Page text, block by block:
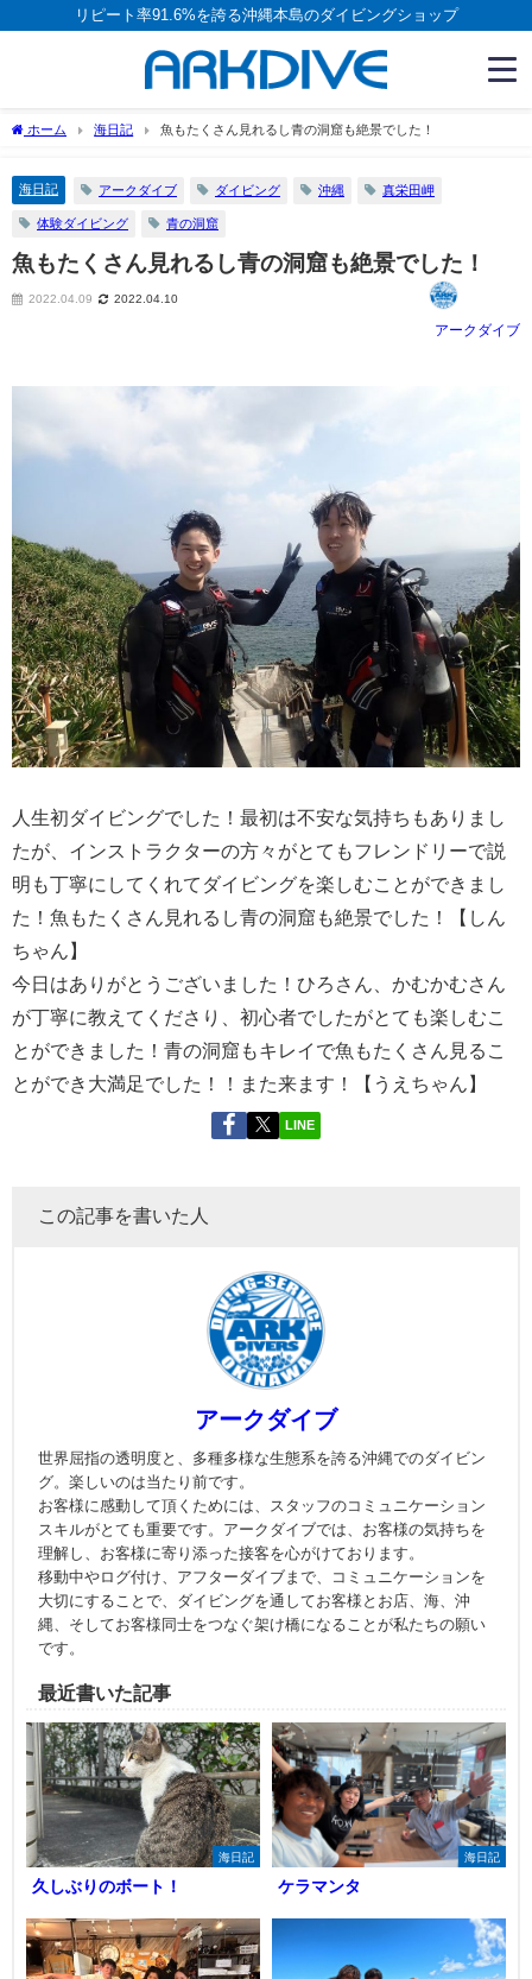
リピート率91.6%を誇る沖縄本島のダイビングショップ
ホーム 海日記 魚もたくさん見れるし青の洞窟も絶景でした！
海日記 アークダイブ ダイビング 沖縄 真栄田岬
体験ダイビング 青の洞窟
魚もたくさん見れるし青の洞窟も絶景でした！
2022.04.09 2022.04.10
アークダイブ
人生初ダイビングでした！最初は不安な気持ちもありまし
たが、インストラクターの方々がとてもフレンドリーで説
明も丁寧にしてくれてダイビングを楽しむことができまし
た！魚もたくさん見れるし青の洞窟も絶景でした！【しん
ちゃん】
今日はありがとうございました！ひろさん、かむかむさん
が丁寧に教えてくださり、初心者でしたがとても楽しむこ
とができました！青の洞窟もキレイで魚もたくさん見るこ
とができ大満足でした！！また来ます！【うえちゃん】
LINE
この記事を書いた人
アークダイブ
世界屈指の透明度と、多種多様な生態系を誇る沖縄でのダイビン
グ。楽しいのは当たり前です。
お客様に感動して頂くためには、スタッフのコミュニケーション
スキルがとても重要です。アークダイブでは、お客様の気持ちを
理解し、お客様に寄り添った接客を心がけております。
移動中やログ付け、アフターダイブまで、コミュニケーションを
大切にすることで、ダイビングを通してお客様とお店、海、沖
縄、そしてお客様同士をつなぐ架け橋になることが私たちの願い
です。
最近書いた記事
海日記
久しぶりのボート！
海日記
ケラマンタ